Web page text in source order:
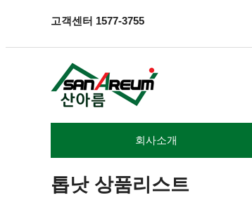
고객센터 1577-3755
회사소개
톱낫 상품리스트